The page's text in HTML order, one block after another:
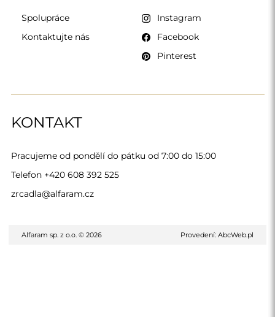
KONTAKT
Pracujeme od pondělí do pátku od 7:00 do 15:00
Telefon +420 608 392 525
zrcadla@alfaram.cz
Spolupráce
Kontaktujte nás
Instagram
Facebook
Pinterest
Alfaram sp. z o.o. © 2026 Provedení: AbcWeb.pl